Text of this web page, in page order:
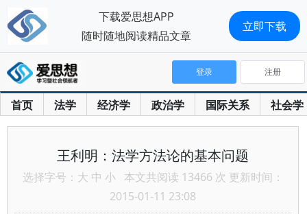
首页 法学 经济学 政治学 国际关系 社会学
登录 注册
王利明：法学方法论的基本问题
选择字号： 大 中 小 本文共阅读 13466 次 更新时间：
2015-01-11 23:08
下载爱思想APP
随时随地阅读精品文章
立即下载